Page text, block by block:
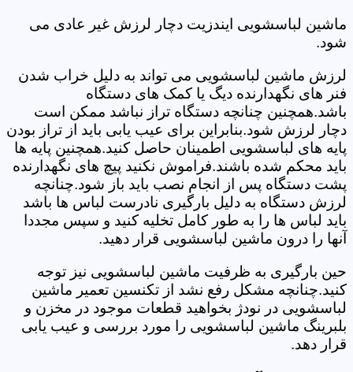
ماشین لباسشویی ایندزیت دچار لرزش غیر عادی می
شود.
لرزش ماشین لباسشویی می تواند به دلیل خراب شدن
فنر های نگهدارنده دیگ یا کمک های دستگاه
باشد.همچنین چنانچه دستگاه تراز نباشد ممکن است
دچار لرزش شود.بنابراین برای عیب یابی باید از تراز بودن
پایه های لباسشویی اطمینان حاصل کنید.همچنین پایه ها
باید محکم شده باشند.فراموش نکنید پیچ های نگهدارنده
پشت دستگاه پس از انجام نصب باید باز شود.چنانچه
لرزش دستگاه به دلیل بارگیری نادرست لباس ها باشد
باید لباس ها را به طور کامل تخلیه کنید و سپس مجددا
آنها را درون ماشین لباسشویی قرار دهید.
حین بارگیری به ظرفیت ماشین لباسشویی نیز توجه
کنید.چنانچه مشکل رفع نشد از تکنسین تعمیر ماشین
لباسشویی در نودژ بخواهید قطعات موجود در مخزن و
بلبرینگ ماشین لباسشویی را مورد بررسی و عیب یابی
قرار دهد.